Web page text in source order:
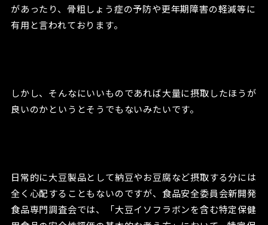
があったり、骨粗しょう症の予防や更年期障害の軽減等に
有用と言われております。
しかし、そんなにいいものであれば大量に摂取したほうが
良いのかというとそうでもないみたいです。
日常的に大豆製品として納豆やお豆腐など摂取する分には
全く心配することもないのですが、食品安全委員会新開発
食品専門調査会では、「大豆イソフラボンを含む特定保健